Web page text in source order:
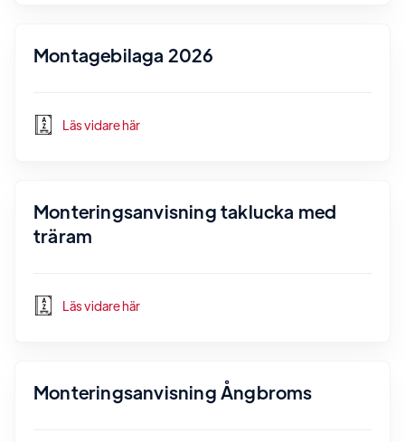
Montagebilaga 2026
Läs vidare här
Monteringsanvisning taklucka med
träram
Läs vidare här
Monteringsanvisning Ångbroms